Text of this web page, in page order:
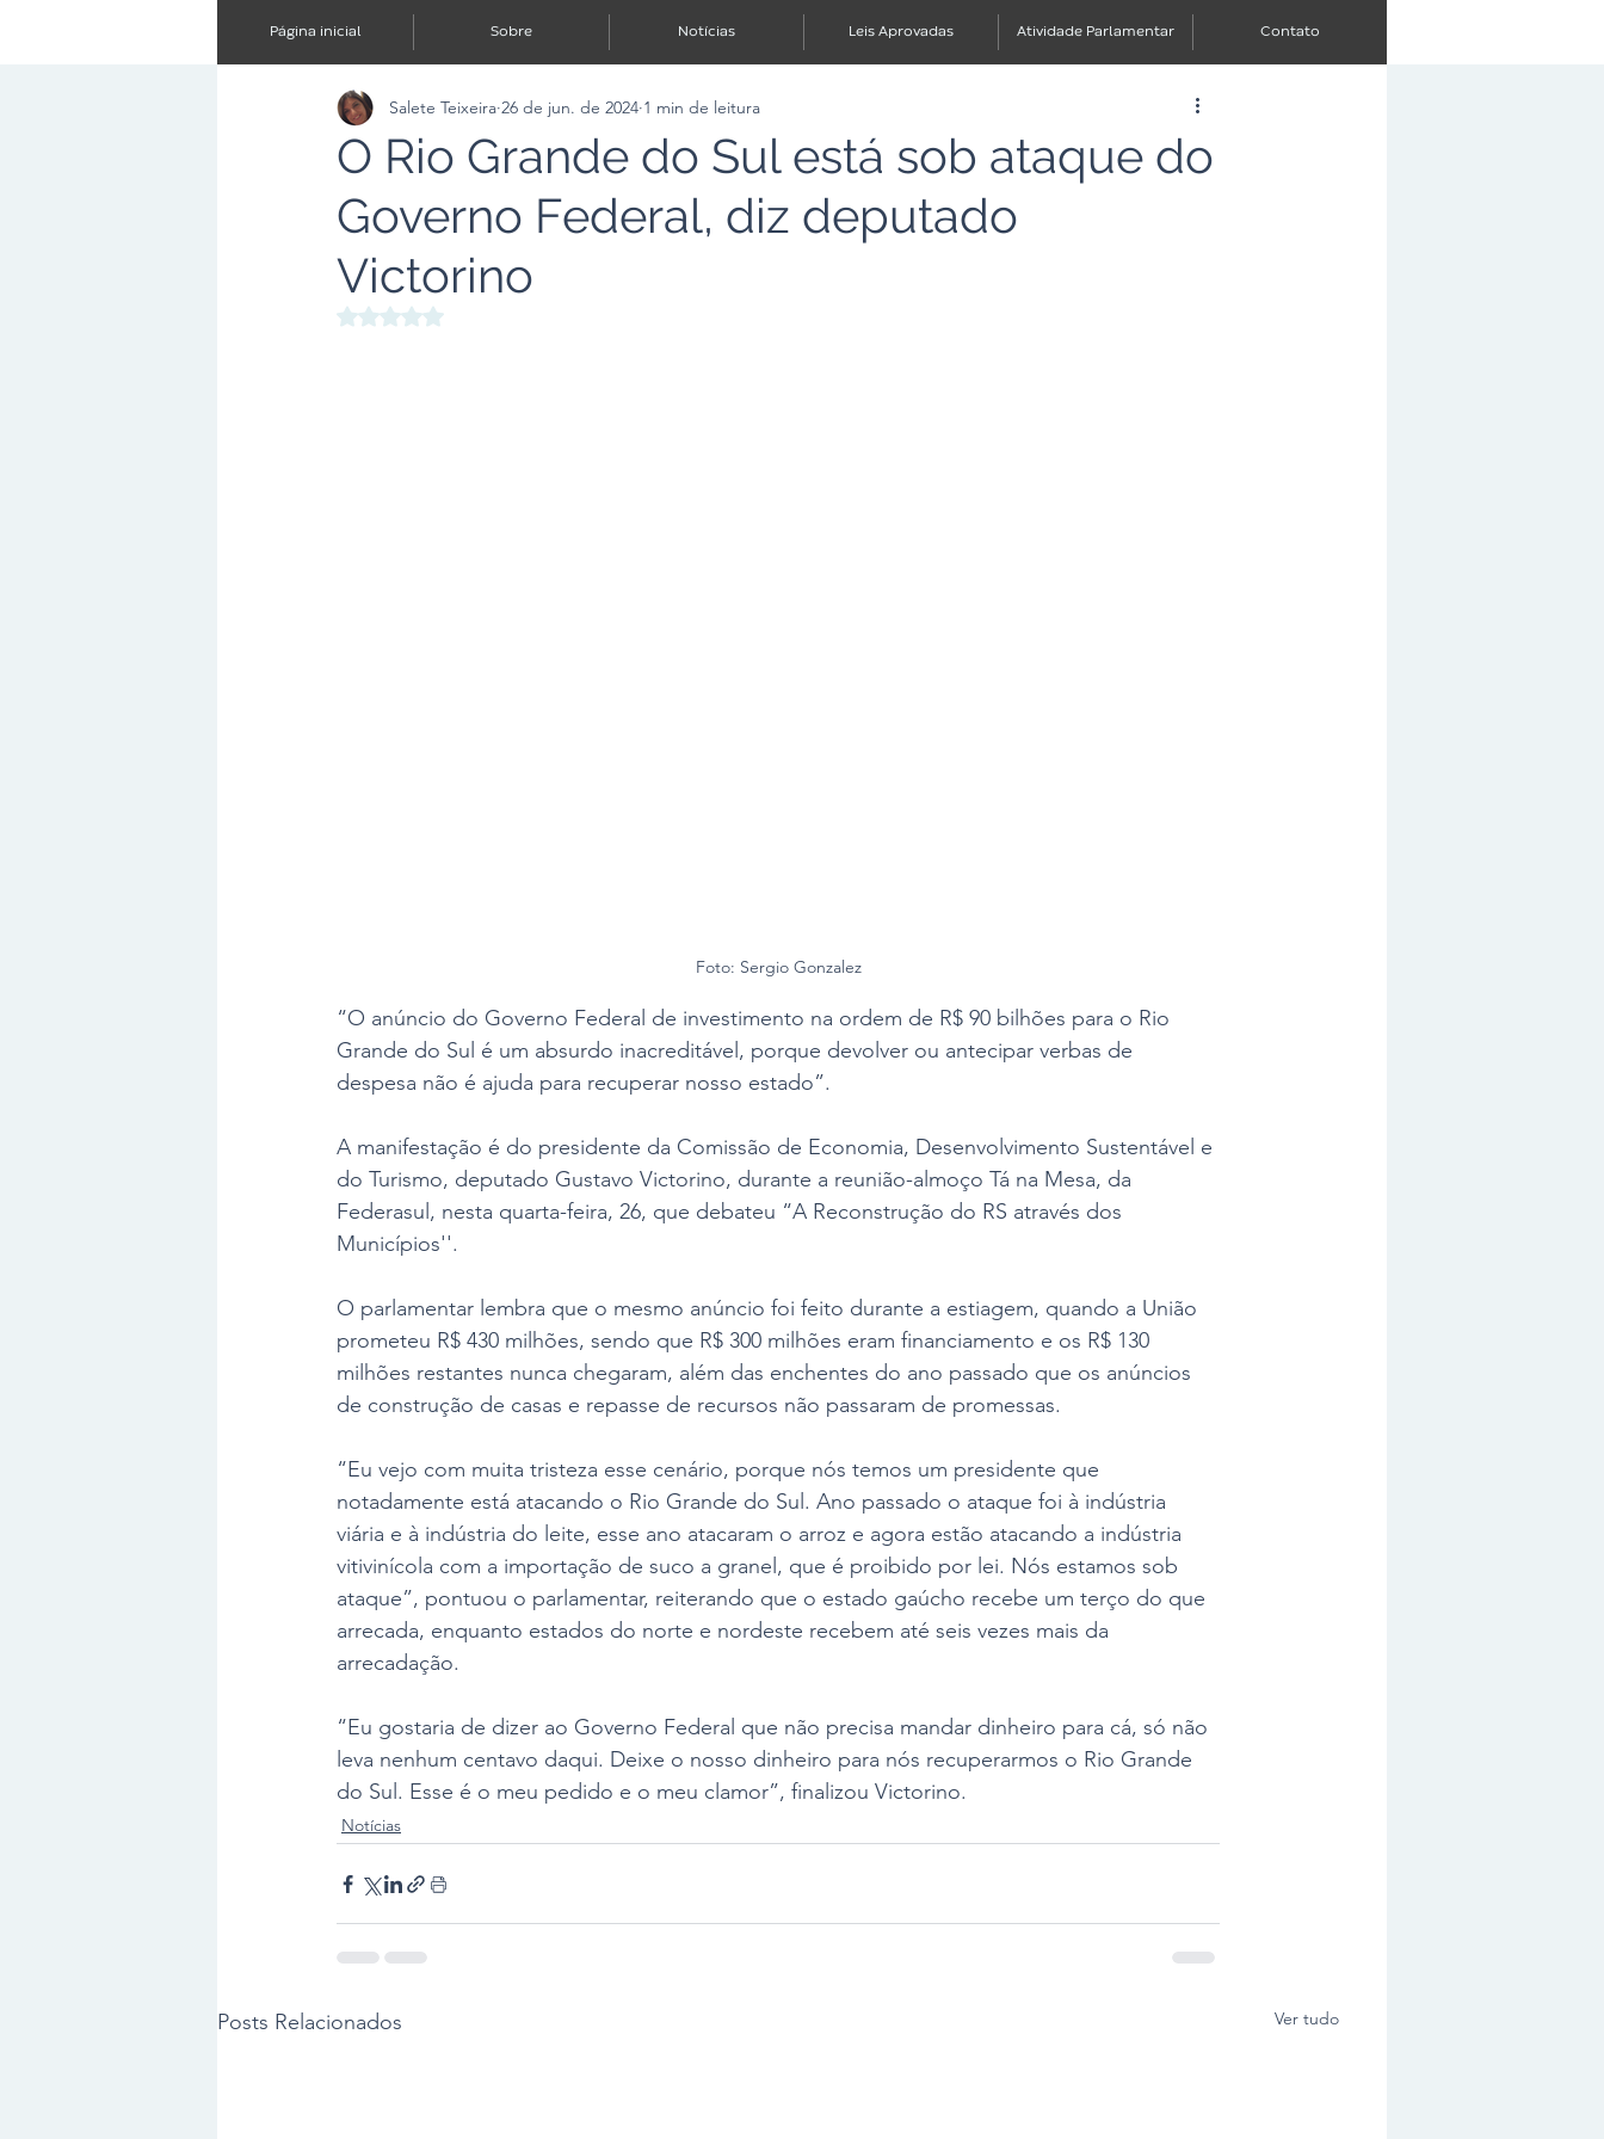
Página inicial Sobre Notícias Leis Aprovadas Atividade Parlamentar Contato
O Rio Grande do Sul está sob ataque do
Governo Federal, diz deputado
Victorino
Salete Teixeira 26 de jun. de 2024 1 min de leitura
Avaliado com NaN de 5 estrelas.
Foto: Sergio Gonzalez
“O anúncio do Governo Federal de investimento na ordem de R$ 90 bilhões para o Rio
Grande do Sul é um absurdo inacreditável, porque devolver ou antecipar verbas de
despesa não é ajuda para recuperar nosso estado”.
A manifestação é do presidente da Comissão de Economia, Desenvolvimento Sustentável e
do Turismo, deputado Gustavo Victorino, durante a reunião-almoço Tá na Mesa, da
Federasul, nesta quarta-feira, 26, que debateu “A Reconstrução do RS através dos
Municípios''.
O parlamentar lembra que o mesmo anúncio foi feito durante a estiagem, quando a União
prometeu R$ 430 milhões, sendo que R$ 300 milhões eram financiamento e os R$ 130
milhões restantes nunca chegaram, além das enchentes do ano passado que os anúncios
de construção de casas e repasse de recursos não passaram de promessas.
“Eu vejo com muita tristeza esse cenário, porque nós temos um presidente que
notadamente está atacando o Rio Grande do Sul. Ano passado o ataque foi à indústria
viária e à indústria do leite, esse ano atacaram o arroz e agora estão atacando a indústria
vitivinícola com a importação de suco a granel, que é proibido por lei. Nós estamos sob
ataque”, pontuou o parlamentar, reiterando que o estado gaúcho recebe um terço do que
arrecada, enquanto estados do norte e nordeste recebem até seis vezes mais da
arrecadação.
“Eu gostaria de dizer ao Governo Federal que não precisa mandar dinheiro para cá, só não
leva nenhum centavo daqui. Deixe o nosso dinheiro para nós recuperarmos o Rio Grande
do Sul. Esse é o meu pedido e o meu clamor”, finalizou Victorino.
Notícias
Posts Relacionados Ver tudo